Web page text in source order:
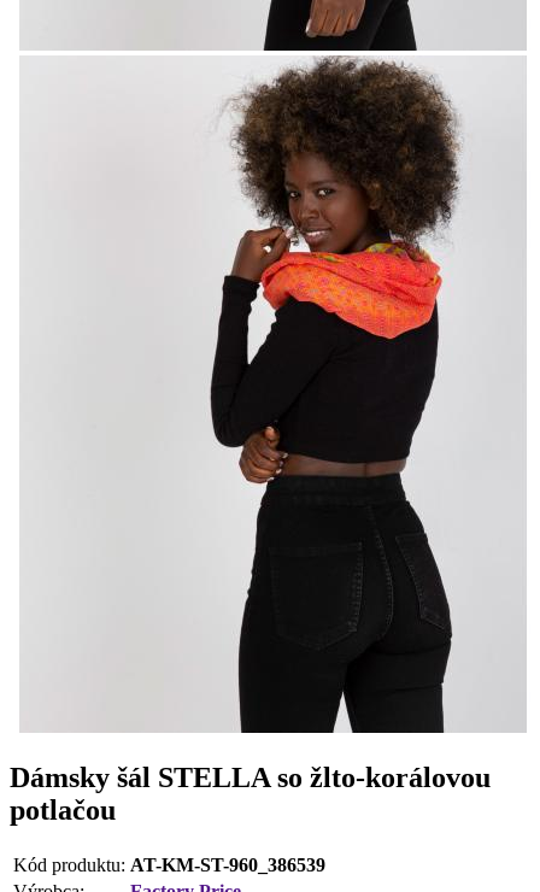
Dámsky šál STELLA so žlto-korálovou
potlačou
Kód produktu: AT-KM-ST-960_386539